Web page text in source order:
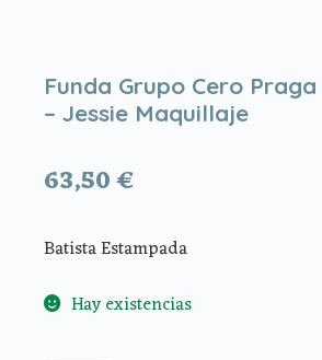
Funda Grupo Cero
– Jessie Maquillaje
63,50€
Batista Estampada
Hay existencias